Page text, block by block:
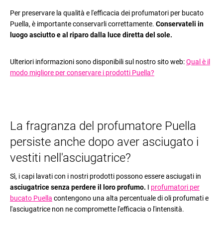
Per preservare la qualità e l'efficacia dei profumatori per bucato
Puella, è importante conservarli correttamente. Conservateli in
luogo asciutto e al riparo dalla luce diretta del sole.
Ulteriori informazioni sono disponibili sul nostro sito web:Qual è il
modo migliore per conservare i prodotti Puella?
La fragranza del profumatore Puella
persiste anche dopo aver asciugato i
vestiti nell'asciugatrice?
Sì, i capi lavati con i nostri prodotti possono essere asciugati in
asciugatrice senza perdere il loro profumo. I profumatori per
bucato Puella contengono una alta percentuale di oli profumati e
l'asciugatrice non ne compromette l'efficacia o l'intensità.